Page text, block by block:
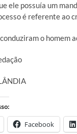
ele possuía um
é referente ao
o homem
Facebook